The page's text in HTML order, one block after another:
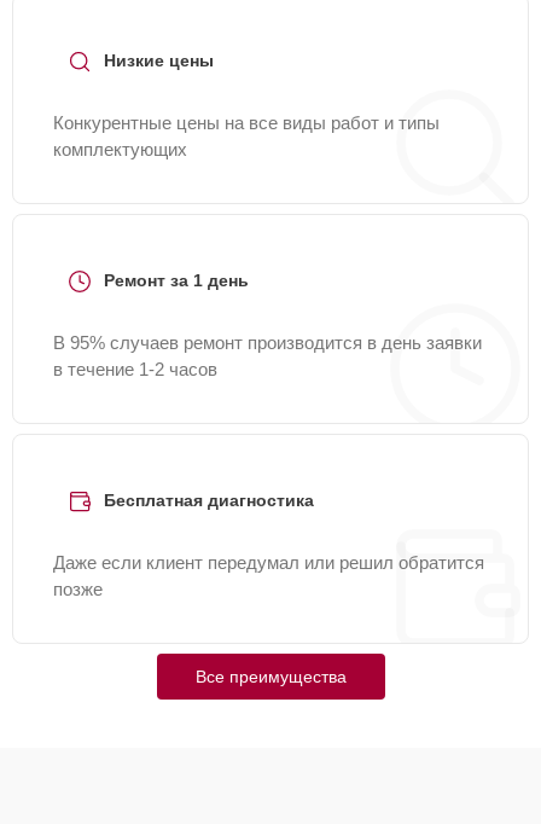
Низкие цены
Конкурентные цены на все виды работ и типы
комплектующих
Ремонт за 1 день
В 95% случаев ремонт производится в день заявки
в течение 1-2 часов
Бесплатная диагностика
Даже если клиент передумал или решил обратится
позже
Все преимущества